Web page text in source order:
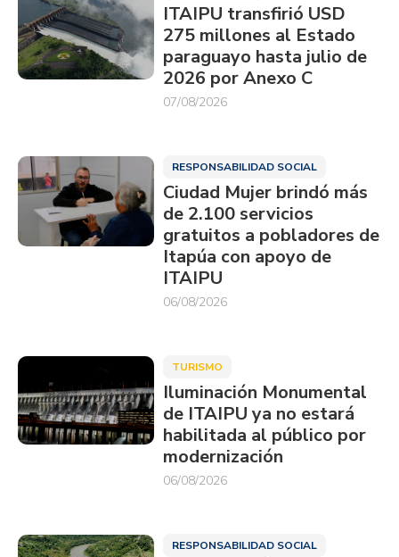
ITAIPU transfirió USD
275 millones al Estado
paraguayo hasta julio de
2026 por Anexo C
07/08/2026
RESPONSABILIDAD SOCIAL
Ciudad Mujer brindó más
de 2.100 servicios
gratuitos a pobladores de
Itapúa con apoyo de
ITAIPU
06/08/2026
TURISMO
Iluminación Monumental
de ITAIPU ya no estará
habilitada al público por
modernización
06/08/2026
RESPONSABILIDAD SOCIAL